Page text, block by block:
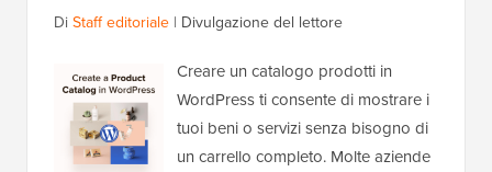
DiStaff editoriale | Divulgazione del lettore
Creare un catalogo prodotti in
WordPress ti consente di mostrare i
tuoi beni o servizi senza bisogno di
un carrello completo. Molte aziende